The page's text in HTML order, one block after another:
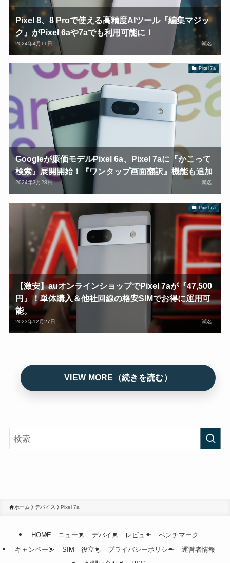
Pixel 8、8 Proで使える高精度AIツール『編集マジッ
ク』がPixel 6aや7aでも利用可能に！
2024年4月11日 瀬名
Pixel 7a
Googleが廉価モデルPixel 6a、Pixel 7aに『かこって
検索』展開開始！『ワンタップ画面翻訳』機能も追加
2024年3月28日 瀬名
Pixel 7a
【激安】auオンラインショップでPixel 7aが『47,500
円』！単体購入＆他社回線の格安SIMでお得に運用可
能。
2023年12月27日 瀬名
ホーム デバイス Pixel 7a
HOME ニュース デバイス レビュー
ベンチマーク
キャンペーン
SIM 役立ち プライバシーポリシー
運営者情報